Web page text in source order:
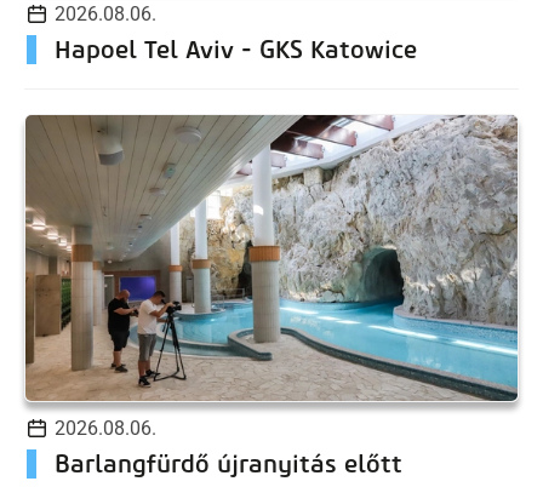
2026.08.06.
Hapoel Tel Aviv - GKS Katowice
2026.08.06.
Barlangfürdő újranyitás előtt